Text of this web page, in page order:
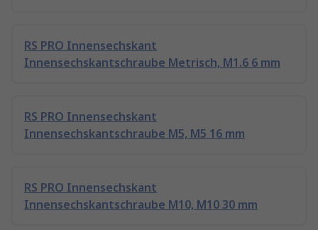
RS PRO Innensechskant
Innensechskantschraube Metrisch, M1.6 6 mm
RS PRO Innensechskant
Innensechskantschraube M5, M5 16 mm
RS PRO Innensechskant
Innensechskantschraube M10, M10 30 mm